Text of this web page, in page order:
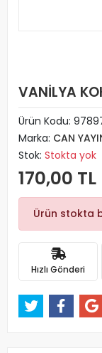
VANİLYA
Ürün Kodu:
Marka: CAN
Stok: Stokta yok
170,00 TL
Ürün stokta
Hızlı Gönderi